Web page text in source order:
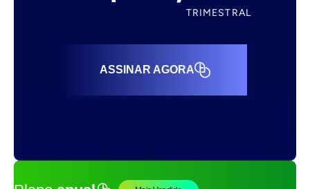
TRIMESTRAL
ASSINAR AGORA